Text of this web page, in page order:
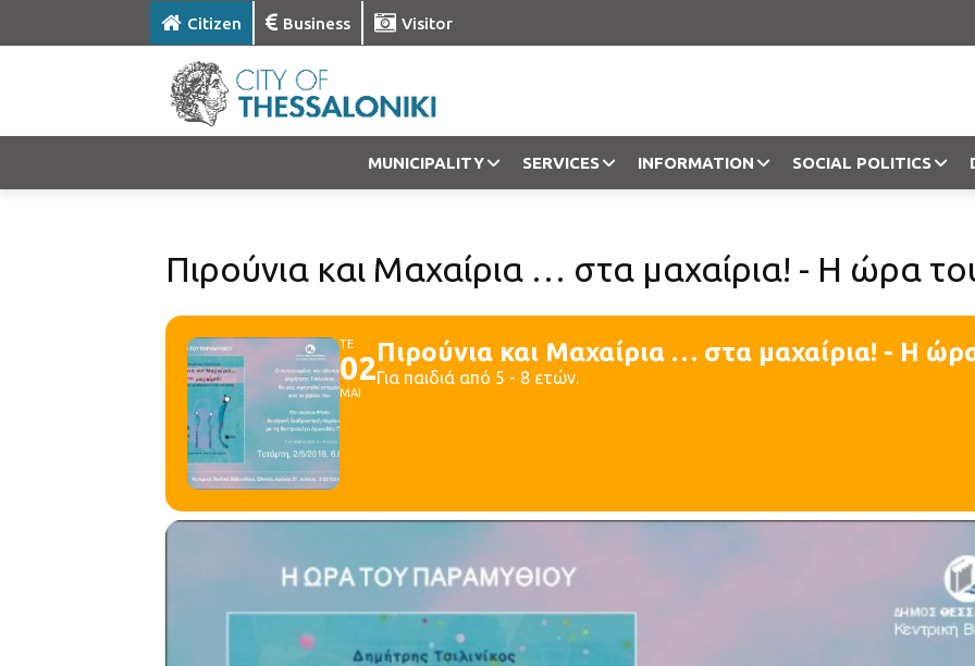
Citizen Business Visitor
MUNICIPALITY SERVICES INFORMATION SOCIAL POLITICS
Πιρούνια και Μαχαίρια … στα μαχαίρια! - Η ώρα
ΤΕ
02
ΜΑΙ
Πιρούνια και Μαχαίρια … στα μαχαίρια! - Η
Για παιδιά από 5 - 8 ετών.